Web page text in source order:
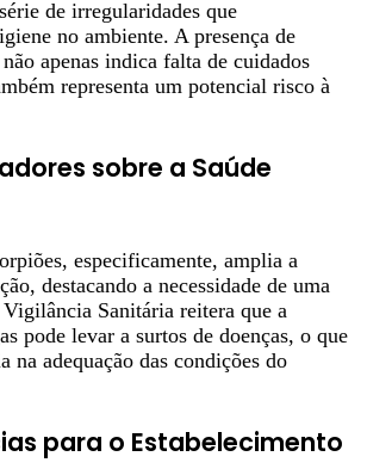
de irregularidades que
no ambiente. A presença de
apenas indica falta de cuidados
representa um potencial risco à
sobre a Saúde
especificamente, amplia a
destacando a necessidade de uma
Sanitária reitera que a
pode levar a surtos de doenças, o que
na adequação das condições do
para o Estabelecimento